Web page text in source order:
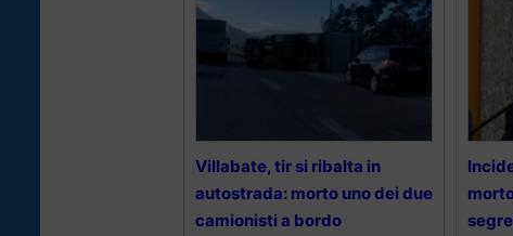
Villabate, tir si ribalta in
autostrada: morto uno dei due
camionisti a bordo